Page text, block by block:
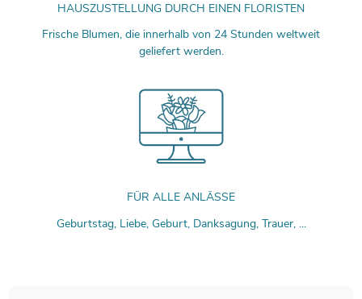
HAUSZUSTELLUNG DURCH EINEN FLORISTEN
Frische Blumen, die innerhalb von 24 Stunden weltweit
geliefert werden.
FÜR ALLE ANLÄSSE
Geburtstag, Liebe, Geburt, Danksagung, Trauer, ...